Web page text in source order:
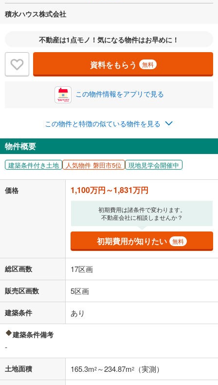
積水ハウス株式会社
不動産は1点モノ！気になる物件はお早めに！
資料をもらう 無料
この物件情報をアプリで見る
この物件と特徴の似ている物件を見る
物件概要
建築条件付き土地 人気物件 磐田市5位 現地見学会開催中
価格 1,100万円～1,831万円
初期費用は諸条件で変わります。
不動産会社に相談しませんか？
初期費用が知りたい 無料
総区画数 17区画
販売区画数 5区画
建築条件 あり
建築条件備考
-
土地面積 165.3m2 ～234.87m2 （実測）